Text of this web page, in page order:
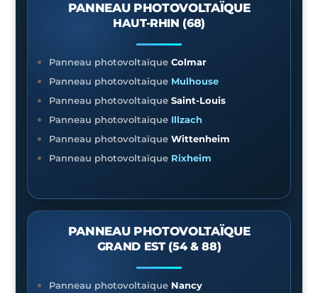
PANNEAU PHOTOVOLTAÏQUE
HAUT-RHIN (68)
Panneau photovoltaïqueColmar
Panneau photovoltaïque Mulhouse
Panneau photovoltaïqueSaint-Louis
Panneau photovoltaïque Illzach
Panneau photovoltaïqueWittenheim
Panneau photovoltaïque Rixheim
PANNEAU PHOTOVOLTAÏQUE
GRAND EST (54 & 88)
Panneau photovoltaïque Nancy